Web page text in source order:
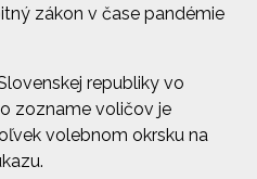
zákon v čase pandémie
republiky vo
zozname voličov je
volebnom okrsku na